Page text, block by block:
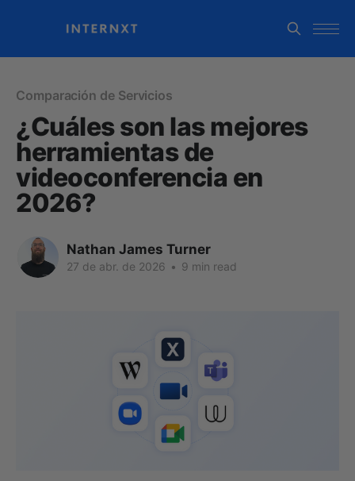
Comparación de Servicios
¿Cuáles son las mejores
herramientas de
videoconferencia en
2026?
Nathan James Turner
27 de abr. de 2026 • 9 min read